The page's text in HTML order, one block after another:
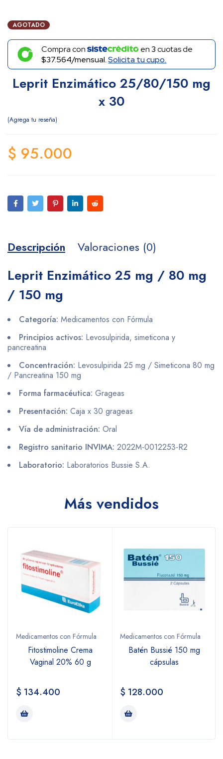
AGOTADO
Compra con en 3cuotas de
$37.564/mensual.Solicita tu cupo.
Leprit Enzimático 25/80/150 mg
x 30
Agrega tu reseña
$ 95.000
Descripción Valoraciones (0)
Leprit Enzimático 25 mg / 80 mg
/ 150 mg
Categoría: Medicamentos con Fórmula
Principios activos: Levosulpirida, simeticona y
pancreatina
Concentración: Levosulpirida 25 mg / Simeticona 80 mg
/ Pancreatina 150 mg
Forma farmacéutica: Grageas
Presentación: Caja x 30 grageas
Vía de administración: Oral
Registro sanitario INVIMA: 2022M-0012253-R2
Laboratorio: Laboratorios Bussie S.A.
Más vendidos
Medicamentos con Fórmula
Fitostimoline Crema
Vaginal 20% 60 g
$ 134.400
Medicamentos con Fórmula
Batén Bussié 150 mg
cápsulas
$ 128.000